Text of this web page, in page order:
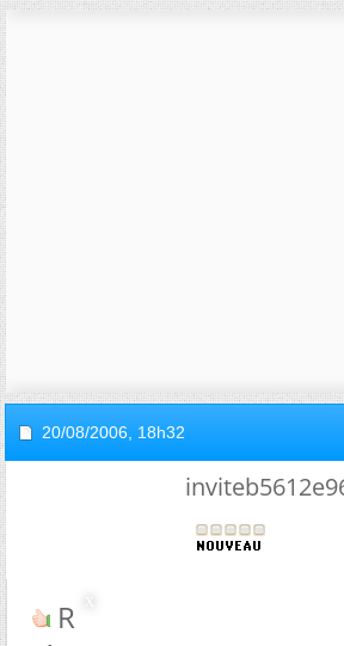
20/08/2006, 18h32
Re : renseignement